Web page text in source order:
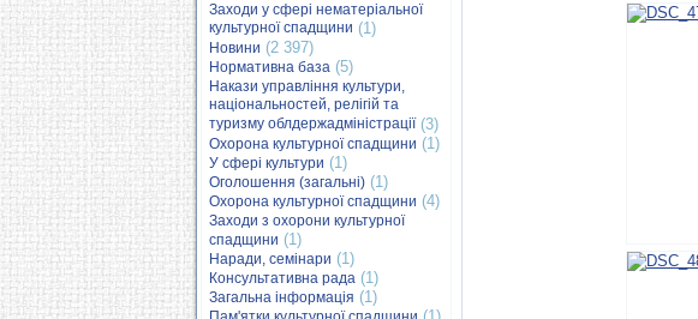
Заходи у сфері нематеріальної
культурної спадщини (1)
Новини (2 397)
Нормативна база (5)
Накази управління культури,
національностей, релігій та
туризму облдержадміністрації(3)
Охорона культурної спадщини (1)
У сфері культури (1)
Оголошення (загальні) (1)
Охорона культурної спадщини (4)
Заходи з охорони культурної
спадщини (1)
Наради, семінари (1)
Консультативна рада (1)
Загальна інформація (1)